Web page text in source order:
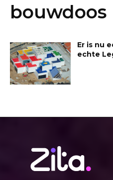
bouwdoos
Er is nu
echte